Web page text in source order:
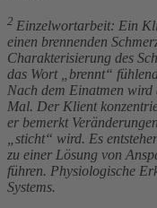
2 Einzelwortarbeit: Ein
einen brennenden
Charakterisierung des
das Wort „brennt“
Nach dem Einatmen
Mal. Der Klient
er bemerkt
„sticht“ wird. Es
zu einer Lösung von
führen. Physiologische
Systems.